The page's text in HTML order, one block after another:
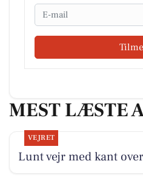
Email
MEST LÆSTE
VEJRET
Lunt vejr med kant